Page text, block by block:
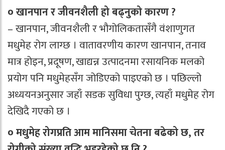
० खानपान र जीवनशैली हो बढ्नुको कारण ?
– खानपान, जीवनशैली र भौगोलिकतासँगै वंशाणुगत
मधुमेह रोग लाग्छ । वातावरणीय कारण खानपान, तनाव
मात्र होइन, प्रदूषण, खाद्यन्न उत्पादनमा रसायनिक मलको
प्रयोग पनि मधुमेहसँग जोडिएको पाइएको छ । पछिल्लो
अध्ययनअनुसार जहाँ सडक सुविधा पुग्छ, त्यहाँ मधुमेह रोग
देखिदै गएको छ ।
० मधुमेह रोगप्रति आम मानिसमा चेतना बढेको छ, तर